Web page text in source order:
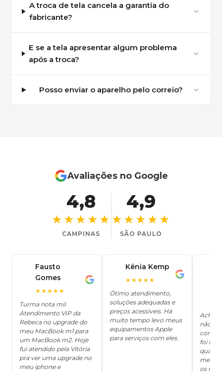
A troca de tela cancela a garantia do
fabricante?
E se a tela apresentar algum problema
após a troca?
Posso enviar o aparelho pelo correio?
Avaliações no Google
4,8
★★★★★
CAMPINAS
4,9
★★★★★
SÃO PAULO
Fausto
Gomes
★★★★★
Turma nota mil.
Atendimento VIP da
Rebeca no upgrade do
meu MacBook m1 para
um MacBook m2. Hoje
fui atendido pela Vitória
pra ver uma upgrade no
meu iphone e
Kênia Kemp
★★★★★
Ótimo atendimento,
soluções adequadas e
preços acessíveis. Há
muito tempo levo meus
equipamentos Apple
para serviços com eles.
Achei
não
foi
me
os